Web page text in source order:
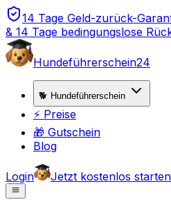
14 Tage Geld-zurück-
& 14 Tage bedingungslose
Hundeführerschein24
🐕 Hundeführerschein
⚡ Preise
🎁 Gutschein
Blog
Login Jetzt kostenlos starten